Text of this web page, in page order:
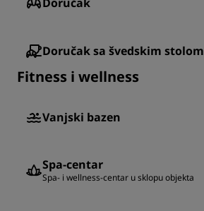
Doručak sa švedskim stolom
Fitness i wellness
Vanjski bazen
Spa-centar
Spa- i wellness-centar u sklopu objekta